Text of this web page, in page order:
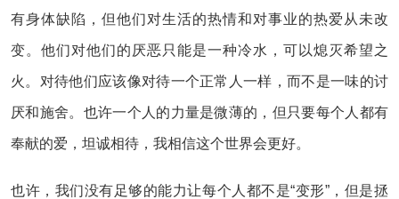
有身体缺陷，但他们对生活的热情和对事业的热爱从未改
变。他们对他们的厌恶只能是一种冷水，可以熄灭希望之
火。对待他们应该像对待一个正常人一样，而不是一味的讨
厌和施舍。也许一个人的力量是微薄的，但只要每个人都有
奉献的爱，坦诚相待，我相信这个世界会更好。
也许，我们没有足够的能力让每个人都不是“变形”，但是拯